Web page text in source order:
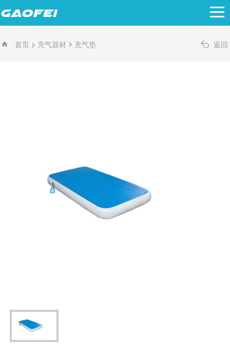
首页 > 充气器材 > 充气垫 返回